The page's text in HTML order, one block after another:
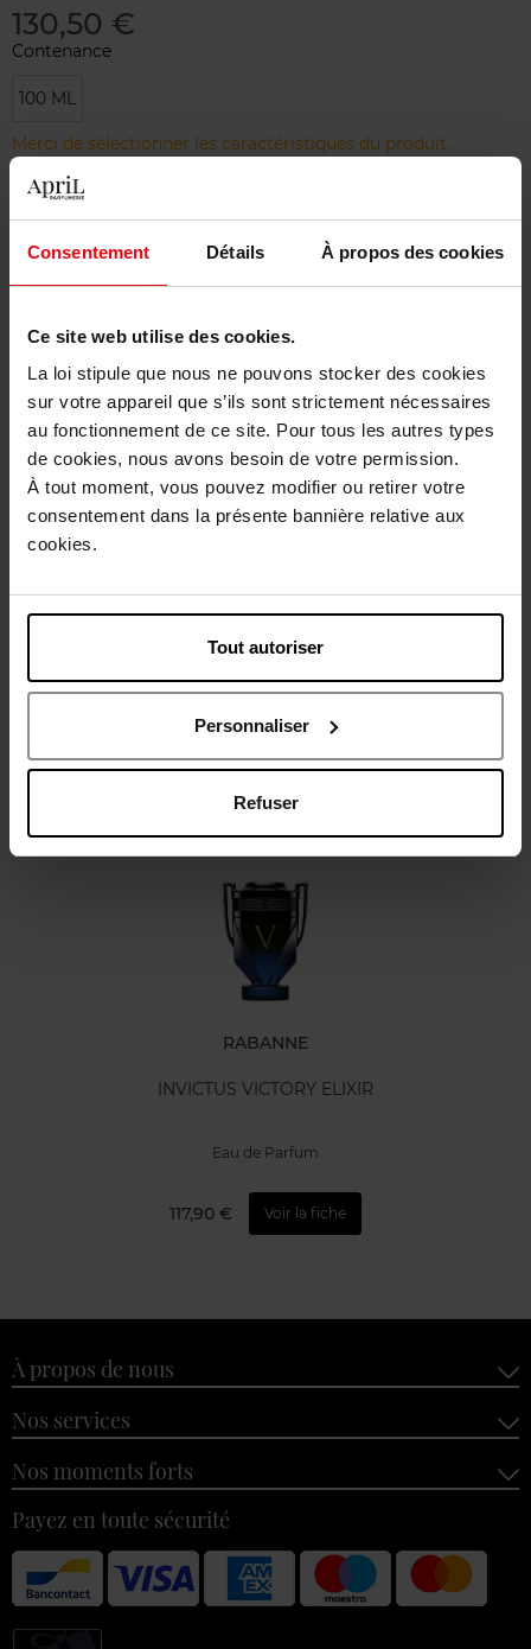
Consentement Détails À propos des cookies
Ce site web utilise des cookies.
La loi stipule que nous ne pouvons stocker des cookies
sur votre appareil que s’ils sont strictement nécessaires
au fonctionnement de ce site. Pour tous les autres types
de cookies, nous avons besoin de votre permission.
À tout moment, vous pouvez modifier ou retirer votre
consentement dans la présente bannière relative aux
cookies.
Tout autoriser
Personnaliser
Refuser
130,50 €
Contenance
100 ML
Merci de sélectionner les caractéristiques du produit.
Ajouter
Livraison gratuite à partir de 50€
Retour gratuit dans votre magasin
Description
Caractéristiques
Avis client
Oublié quelque chose ?
RABANNE
INVICTUS VICTORY ELIXIR
Eau de Parfum
117,90 € Voir la fiche
À propos de nous
Nos services
Nos moments forts
Payez en toute sécurité